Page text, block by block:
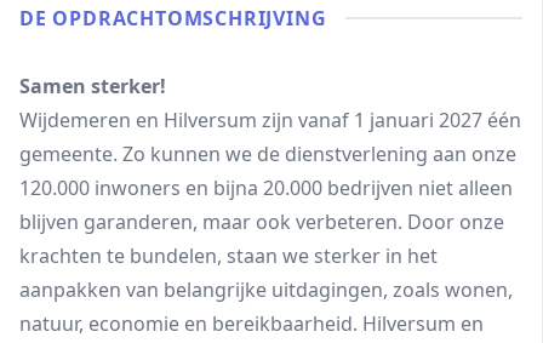
DE OPDRACHT­OMSCHRIJVING
Samen sterker!
Wijdemeren en Hilversum zijn vanaf 1 januari 2027 één
gemeente. Zo kunnen we de dienstverlening aan onze
120.000 inwoners en bijna 20.000 bedrijven niet alleen
blijven garanderen, maar ook verbeteren. Door onze
krachten te bundelen, staan we sterker in het
aanpakken van belangrijke uitdagingen, zoals wonen,
natuur, economie en bereikbaarheid. Hilversum en